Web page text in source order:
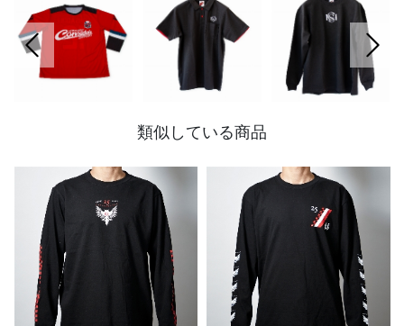
前の画像
類似している商品